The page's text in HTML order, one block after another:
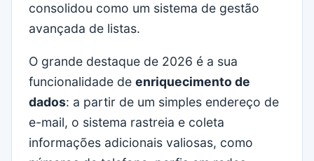
consolidou como um sistema de gestão
avançada de listas.
O grande destaque de 2026 é a sua
funcionalidade de enriquecimento de
dados: a partir de um simples endereço de
e-mail, o sistema rastreia e coleta
informações adicionais valiosas, como